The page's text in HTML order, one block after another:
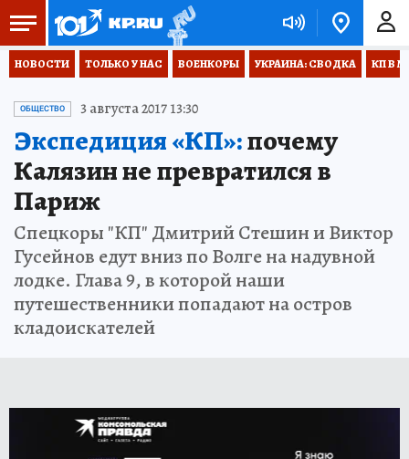
НОВОСТИ ТОЛЬКО У НАС ВОЕНКОРЫ УКРАИНА: СВОДКА КП В
ОБЩЕСТВО 3 августа 2017 13:30
Экспедиция «КП»:почему
Калязин не превратился в
Париж
Спецкоры "КП" Дмитрий Стешин и Виктор
Гусейнов едут вниз по Волге на надувной
лодке. Глава 9, в которой наши
путешественники попадают на остров
кладоискателей